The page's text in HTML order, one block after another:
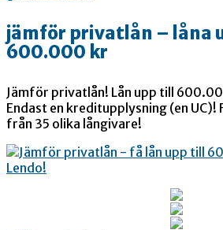
jämför privatlån – låna
600.000 kr
Jämför privatlån! Lån upp till
Endast en kreditupplysning (en UC)!
från 35 olika långivare!